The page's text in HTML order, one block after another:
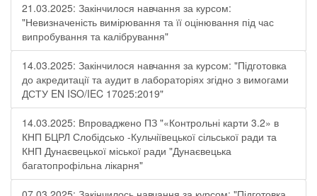
21.03.2025: Закінчилося навчання за курсом:
"Невизначеність вимірювання та її оцінювання під час
випробування та калібрування"
14.03.2025: Закінчилося навчання за курсом: "Підготовка
до акредитації та аудит в лабораторіях згідно з вимогами
ДСТУ EN ISO/IEC 17025:2019"
14.03.2025: Впроваджено ПЗ "«Контрольні карти 3.2» в
КНП БЦРЛ Слобідсько -Кульчіївецької сільської ради та
КНП Дунаєвецької міської ради "Дунаєвецька
багатопрофільна лікарня"